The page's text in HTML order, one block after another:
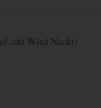
Wird Nackt)